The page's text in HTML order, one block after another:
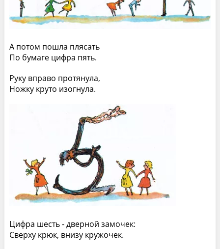
А потом пошла плясать
По бумаге цифра пять.
Руку вправо протянула,
Ножку круто изогнула.
Цифра шесть - дверной замочек:
Сверху крюк, внизу кружочек.